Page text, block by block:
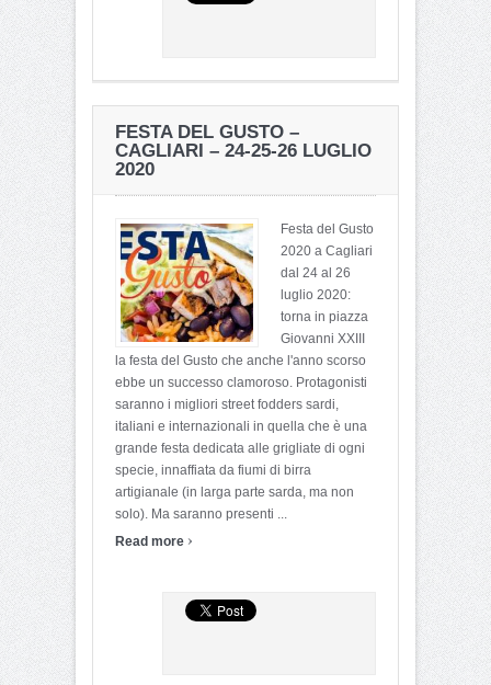
FESTA DEL GUSTO –
CAGLIARI – 24-25-26 LUGLIO
2020
Festa del Gusto
2020 a Cagliari
dal 24 al 26
luglio 2020:
torna in piazza
Giovanni XXIII
la festa del Gusto che anche l'anno scorso
ebbe un successo clamoroso. Protagonisti
saranno i migliori street fodders sardi,
italiani e internazionali in quella che è una
grande festa dedicata alle grigliate di ogni
specie, innaffiata da fiumi di birra
artigianale (in larga parte sarda, ma non
solo). Ma saranno presenti ...
Read more ›